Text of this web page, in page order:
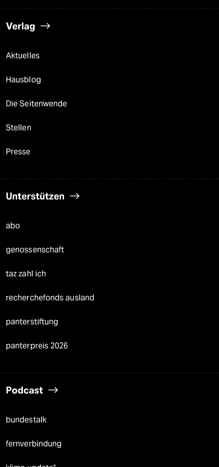
Verlag
Aktuelles
Hausblog
Die Seitenwende
Stellen
Presse
Unterstützen
abo
genossenschaft
taz zahl ich
recherchefonds ausland
panterstiftung
panterpreis 2026
Podcast
bundestalk
fernverbindung